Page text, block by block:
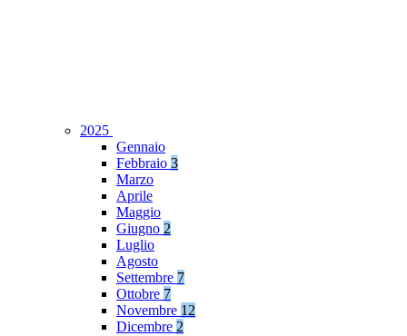
2025
Gennaio
Febbraio 3
Marzo
Aprile
Maggio
Giugno 2
Luglio
Agosto
Settembre 7
Ottobre 7
Novembre 12
Dicembre 2